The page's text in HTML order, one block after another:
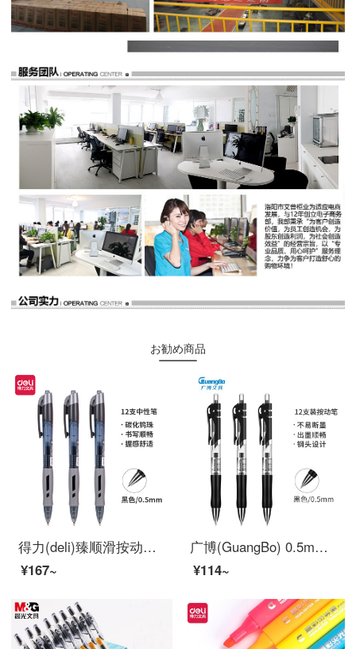
お勧め商品
得力(deli)臻顺滑按动中性笔签字笔 办公用品 0.5mm子弹头 12支/盒S08黑
¥167~
广博(GuangBo) 0.5mm 按动中性笔 办公签字笔 水笔 黑色12支装ZX9K35D
¥114~